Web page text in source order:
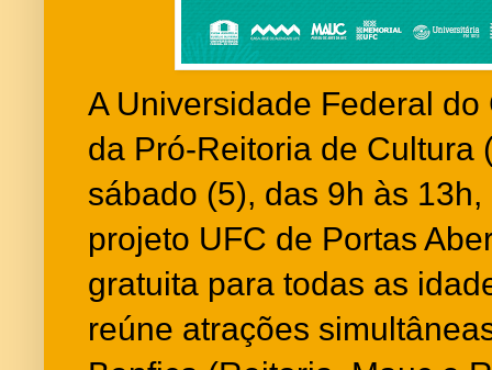
A Universidade Federal
da Pró-Reitoria de Cultura
sábado (5), das 9h às
projeto UFC de Portas
gratuita para todas as
reúne atrações